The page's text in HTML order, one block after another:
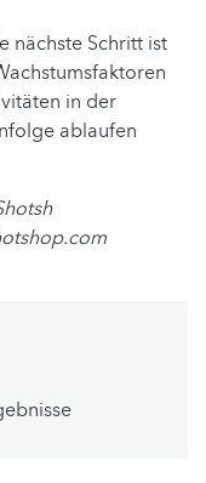
nächste Schritt ist
in der
ablaufen